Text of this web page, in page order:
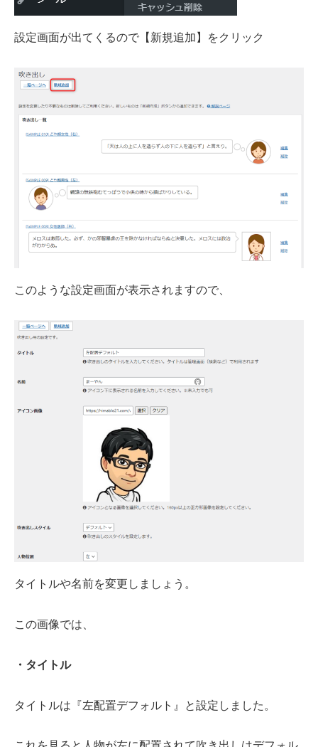
設定画面が出てくるので【新規追加】をクリック
このような設定画面が表示されますので、
タイトルや名前を変更しましょう。
この画像では、
・タイトル
タイトルは『左配置デフォルト』と設定しました。